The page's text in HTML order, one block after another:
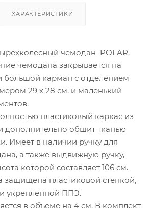
ХАРАКТЕРИСТИКИ
чемодан POLAR.
чемодана закрывается на
карман с отделением
29 х 28 см. и маленький
пластиковый каркас из
дополнительно обшит тканью
Имеет в наличии ручку для
а также выдвижную ручку,
которой составляет 106 см.
защищена пластиковой стенкой,
укрепленной ППЭ.
в объеме на 4 см. В комплект